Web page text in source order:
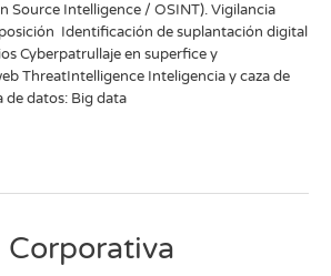
Source Intelligence / OSINT).​ Vigilancia
Identificación de suplantación digital
Cyberpatrullaje en superfice y
ThreatIntelligence Inteligencia y caza de
de datos: Big data